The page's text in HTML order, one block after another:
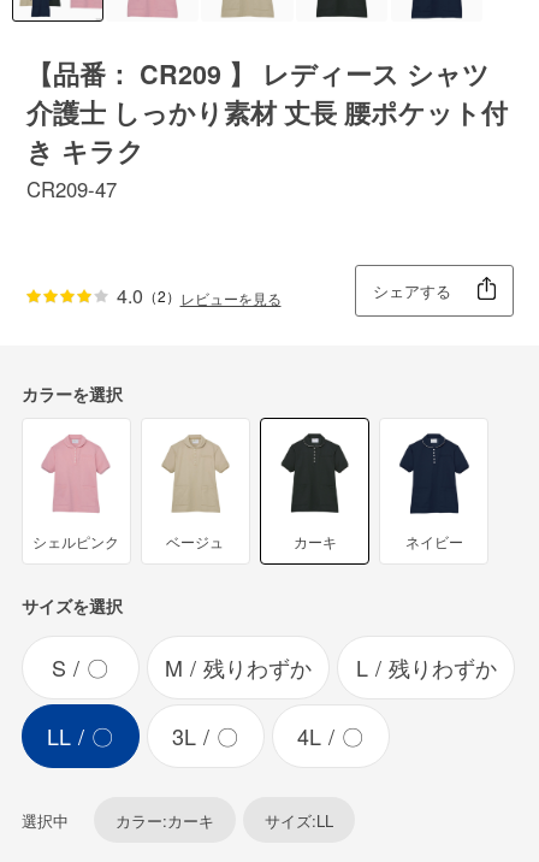
【品番： CR209 】 レディース シャツ
介護士 しっかり素材 丈長 腰ポケット付
き キラク
CR209-47
4.0 （2） レビューを見る シェアする
カラーを選択
シェルピンク ベージュ カーキ ネイビー
サイズを選択
S 〇 M 残りわずか L 残りわずか
LL 〇 3L 〇 4L 〇
選択中 カラー:カーキ サイズ:LL